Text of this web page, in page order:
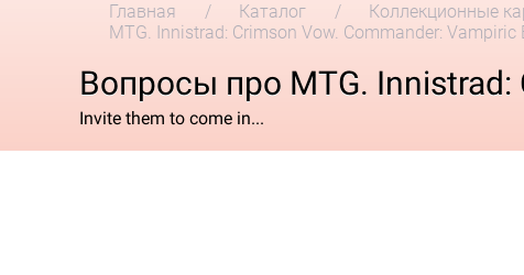
Главная Каталог Коллекционные
MTG. Innistrad: Crimson Vow. Commander: Vampiric
Вопросы про MTG.
Invite them to come in...